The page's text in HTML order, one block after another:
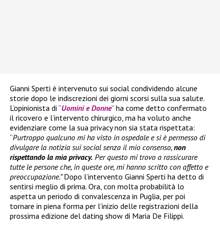
Gianni Sperti è intervenuto sui social condividendo alcune
storie dopo le indiscrezioni dei giorni scorsi sulla sua salute.
L’opinionista di “Uomini e Donne” ha come detto confermato
il ricovero e l’intervento chirurgico, ma ha voluto anche
evidenziare come la sua privacy non sia stata rispettata:
“Purtroppo qualcuno mi ha visto in ospedale e si è permesso di
divulgare la notizia sui social senza il mio consenso, non
rispettando la mia privacy. Per questo mi trovo a rassicurare
tutte le persone che, in queste ore, mi hanno scritto con affetto e
preoccupazione.”Dopo l’intervento Gianni Sperti ha detto di
sentirsi meglio di prima. Ora, con molta probabilità lo
aspetta un periodo di convalescenza in Puglia, per poi
tornare in piena forma per l’inizio delle registrazioni della
prossima edizione del dating show di Maria De Filippi.